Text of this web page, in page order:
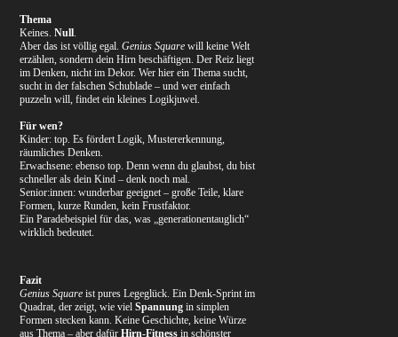
Thema
Keines.Null.
Aber das ist völlig egal.Genius Square will keine Welt
erzählen, sondern dein Hirn beschäftigen. Der Reiz liegt
im Denken, nicht im Dekor. Wer hier ein Thema sucht,
sucht in der falschen Schublade – und wer einfach
puzzeln will, findet ein kleines Logikjuwel.
Für wen?
Kinder: top. Es fördert Logik, Mustererkennung,
räumliches Denken.
Erwachsene: ebenso top. Denn wenn du glaubst, du bist
schneller als dein Kind – denk noch mal.
Senior:innen: wunderbar geeignet – große Teile, klare
Formen, kurze Runden, kein Frustfaktor.
Ein Paradebeispiel für das, was „generationentauglich“
wirklich bedeutet.
Fazit
Genius Square ist pures Legeglück. Ein Denk-Sprint im
Quadrat, der zeigt, wie vielSpannung in simplen
Formen stecken kann. Keine Geschichte, keine Würze
aus Thema – aber dafürHirn-Fitness in schönster